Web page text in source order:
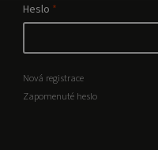
Heslo
Nová registrace
Zapomenuté heslo